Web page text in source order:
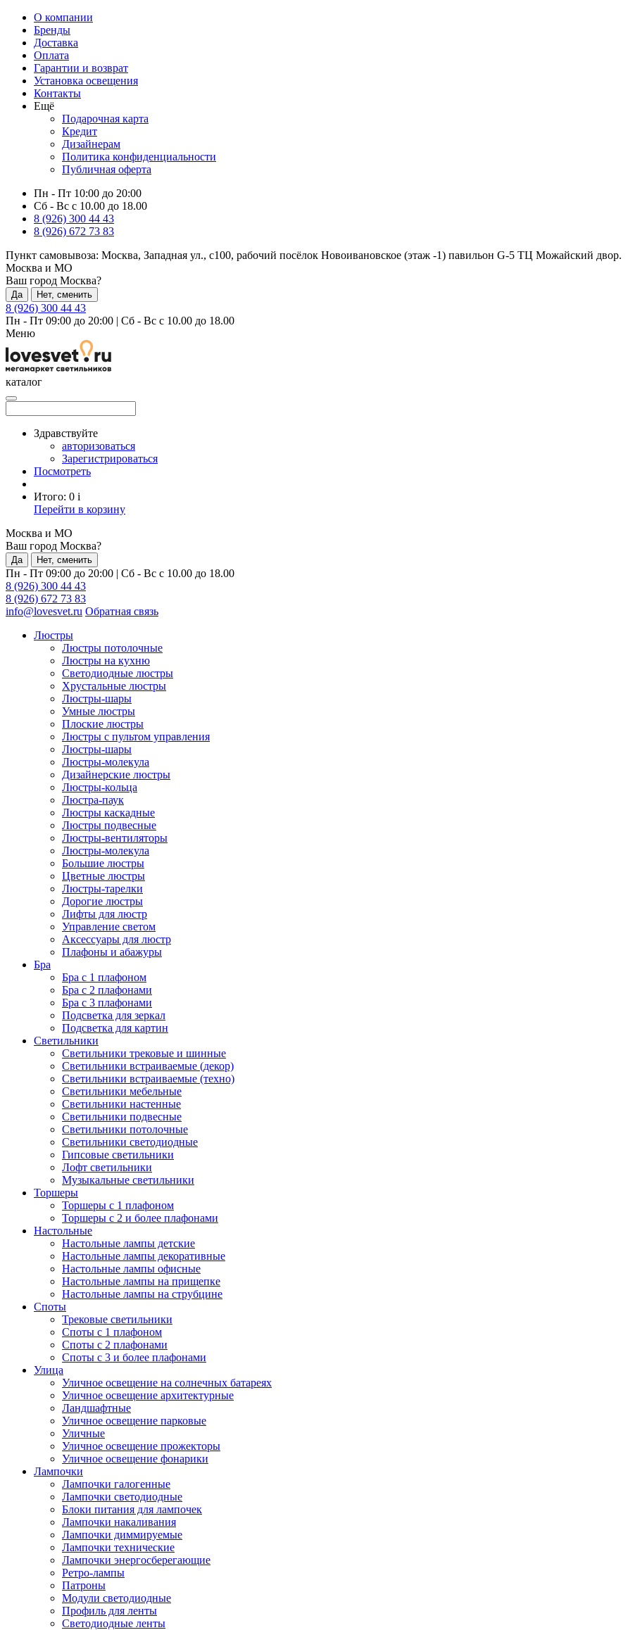
О компании
Бренды
Доставка
Оплата
Гарантии и возврат
Установка освещения
Контакты
Ещё
Подарочная карта
Кредит
Дизайнерам
Политика конфиденциальности
Публичная оферта
Пн - Пт 10:00 до 20:00
Сб - Вс с 10.00 до 18.00
8 (926) 300 44 43
8 (926) 672 73 83
Пункт самовывоза: Москва, Западная ул., с100, рабочий посёлок Новоивановское (этаж -1) павильон G-5 ТЦ Можайский двор.
Москва и МО
Ваш город Москва?
Да Нет, сменить
8 (926) 300 44 43
Пн - Пт 09:00 до 20:00 | Сб - Вс с 10.00 до 18.00
Меню
каталог
Здравствуйте
авторизоваться
Зарегистрироваться
Посмотреть
Итого: 0 i
Перейти в корзину
Москва и МО
Ваш город Москва?
Да Нет, сменить
Пн - Пт 09:00 до 20:00 | Сб - Вс с 10.00 до 18.00
8 (926) 300 44 43
8 (926) 672 73 83
info@lovesvet.ru Обратная связь
Люстры
Люстры потолочные
Люстры на кухню
Светодиодные люстры
Хрустальные люстры
Люстры-шары
Умные люстры
Плоские люстры
Люстры с пультом управления
Люстры-шары
Люстры-молекула
Дизайнерские люстры
Люстры-кольца
Люстра-паук
Люстры каскадные
Люстры подвесные
Люстры-вентиляторы
Люстры-молекула
Большие люстры
Цветные люстры
Люстры-тарелки
Дорогие люстры
Лифты для люстр
Управление светом
Аксессуары для люстр
Плафоны и абажуры
Бра
Бра с 1 плафоном
Бра с 2 плафонами
Бра с 3 плафонами
Подсветка для зеркал
Подсветка для картин
Светильники
Светильники трековые и шинные
Светильники встраиваемые (декор)
Светильники встраиваемые (техно)
Светильники мебельные
Светильники настенные
Светильники подвесные
Светильники потолочные
Светильники светодиодные
Гипсовые светильники
Лофт светильники
Музыкальные светильники
Торшеры
Торшеры с 1 плафоном
Торшеры с 2 и более плафонами
Настольные
Настольные лампы детские
Настольные лампы декоративные
Настольные лампы офисные
Настольные лампы на прищепке
Настольные лампы на струбцине
Споты
Трековые светильники
Споты с 1 плафоном
Споты с 2 плафонами
Споты с 3 и более плафонами
Улица
Уличное освещение на солнечных батареях
Уличное освещение архитектурные
Ландшафтные
Уличное освещение парковые
Уличные
Уличное освещение прожекторы
Уличное освещение фонарики
Лампочки
Лампочки галогенные
Лампочки светодиодные
Блоки питания для лампочек
Лампочки накаливания
Лампочки диммируемые
Лампочки технические
Лампочки энергосберегающие
Ретро-лампы
Патроны
Модули светодиодные
Профиль для ленты
Светодиодные ленты